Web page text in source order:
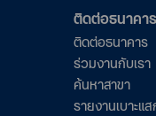
ติดต่อธนาคาร
ติดต่อธนาคาร
ร่วมงานกับเรา
ค้นหาสาขา
รายงานเบาะแ